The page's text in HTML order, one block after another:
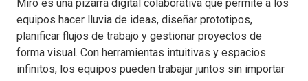
Miro es una pizarra digital colaborativa que permite a los
equipos hacer lluvia de ideas, diseñar prototipos,
planificar flujos de trabajo y gestionar proyectos de
forma visual. Con herramientas intuitivas y espacios
infinitos, los equipos pueden trabajar juntos sin importar